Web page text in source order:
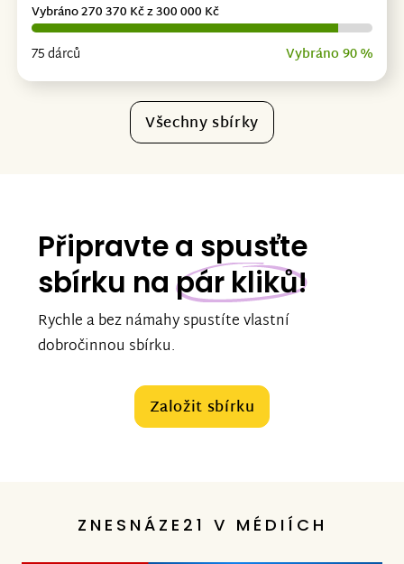
75 dárců Vybráno 90 %
Vybráno 270 370 Kč z 300 000 Kč
Všechny sbírky
Připravte a spusťte
sbírku na pár kliků!
Rychle a bez námahy spustíte vlastní
dobročinnou sbírku.
Založit sbírku
ZNESNÁZE21 V MÉDIÍCH